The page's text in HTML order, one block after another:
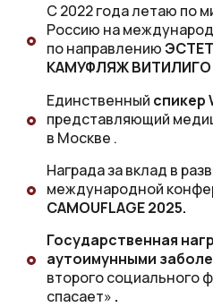
Государственная
аутоимунными
второго социального
спасает» .
Награда за вклад в
международной
CAMOUFLAGE 2025.
Единственный спикер
представляющий
в Москве .
С 2022 года летаю по
Россию на
по направлению
КАМУФЛЯЖ ВИТИЛИГО
Эстетическая
и камуфляж кожи